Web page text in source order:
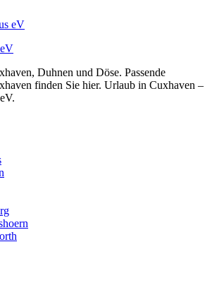
Duhnen und Döse. Passende
finden Sie hier. Urlaub in Cuxhaven –